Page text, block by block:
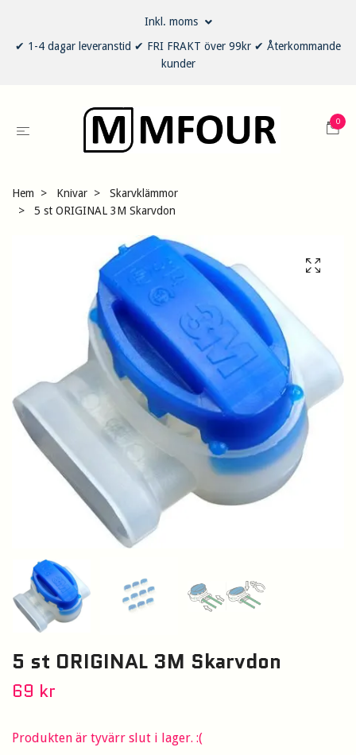
Inkl. moms
✔ 1-4 dagar leveranstid ✔ FRI FRAKT över 99kr ✔ Återkommande
kunder
0
Hem Knivar
Skarvklämmor
5 st ORIGINAL 3M Skarvdon
5 st ORIGINAL 3M Skarvdon
69 kr
Produkten är tyvärr slut i lager. :(